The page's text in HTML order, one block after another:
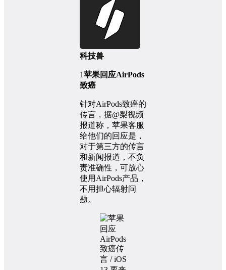
科技兽
1苹果回应AirPods
致癌
针对AirPods致癌的
传言，据@梨视频
报道称，苹果客服
给他们的回应是，
对于第三方的传言
和新闻报道，不负
责准确性，可放心
使用AirPods产品，
不用担心辐射问
题。